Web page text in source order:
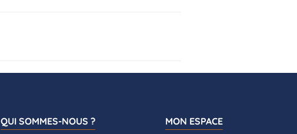
QUI SOMMES-NOUS ? MON ESPACE